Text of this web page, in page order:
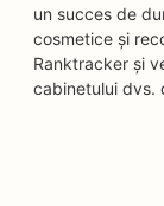
un succes de
cosmetice și
Ranktracker și
cabinetului dvs.